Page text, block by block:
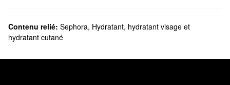
Contenu relié: Sephora, Hydratant, hydratant visage et
hydratant cutané